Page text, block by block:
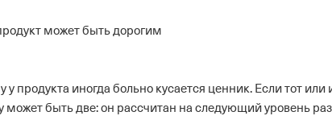
может быть дорогим
продукта иногда больно кусается ценник. Если тот
может быть две: он рассчитан на следующий уровень